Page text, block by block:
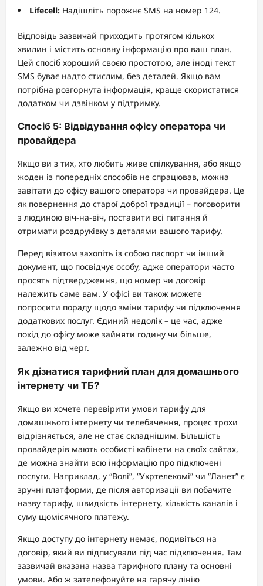
Lifecell: Надішліть порожнє SMS на номер 124.
Відповідь зазвичай приходить протягом кількох
хвилин і містить основну інформацію про ваш план.
Цей спосіб хороший своєю простотою, але іноді текст
SMS буває надто стислим, без деталей. Якщо вам
потрібна розгорнута інформація, краще скористатися
додатком чи дзвінком у підтримку.
Спосіб 5: Відвідування офісу оператора чи
провайдера
Якщо ви з тих, хто любить живе спілкування, або якщо
жоден із попередніх способів не спрацював, можна
завітати до офісу вашого оператора чи провайдера. Це
як повернення до старої доброї традиції – поговорити
з людиною віч-на-віч, поставити всі питання й
отримати роздруківку з деталями вашого тарифу.
Перед візитом захопіть із собою паспорт чи інший
документ, що посвідчує особу, адже оператори часто
просять підтвердження, що номер чи договір
належить саме вам. У офісі ви також можете
попросити пораду щодо зміни тарифу чи підключення
додаткових послуг. Єдиний недолік – це час, адже
похід до офісу може зайняти годину чи більше,
залежно від черг.
Як дізнатися тарифний план для домашнього
інтернету чи ТБ?
Якщо ви хочете перевірити умови тарифу для
домашнього інтернету чи телебачення, процес трохи
відрізняється, але не стає складнішим. Більшість
провайдерів мають особисті кабінети на своїх сайтах,
де можна знайти всю інформацію про підключені
послуги. Наприклад, у “Волі”, “Укртелекомі” чи “Ланет” є
зручні платформи, де після авторизації ви побачите
назву тарифу, швидкість інтернету, кількість каналів і
суму щомісячного платежу.
Якщо доступу до інтернету немає, подивіться на
договір, який ви підписували під час підключення. Там
зазвичай вказана назва тарифного плану та основні
умови. Або ж зателефонуйте на гарячу лінію